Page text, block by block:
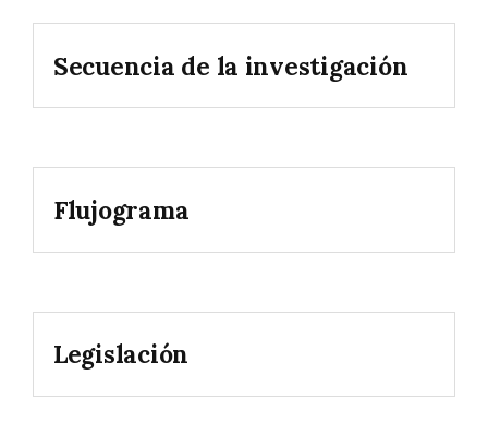
Secuencia de la investigación
Flujograma
Legislación